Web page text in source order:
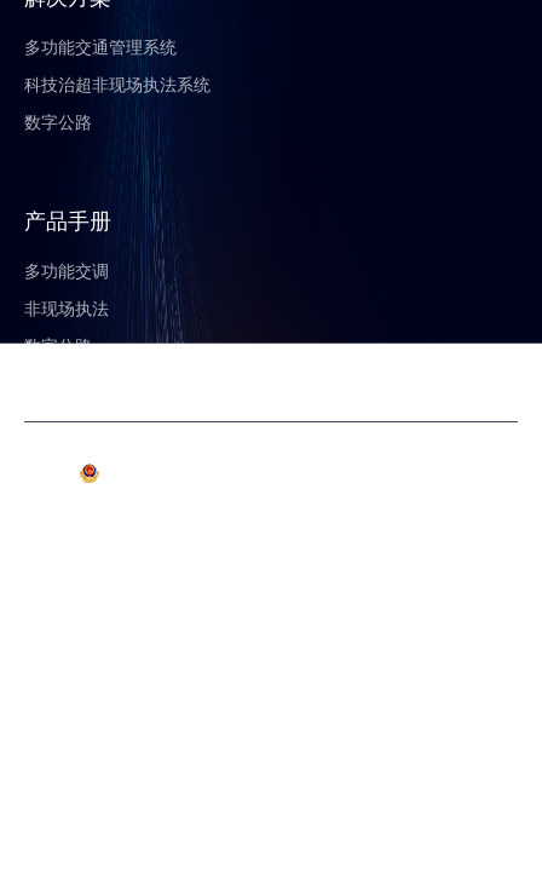
多功能交通管理系统
科技治超非现场执法系统
数字公路
产品手册
多功能交调
非现场执法
数字公路